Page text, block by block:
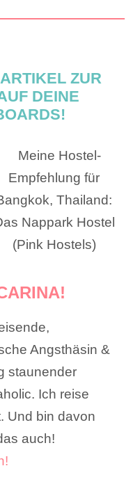
ZUR
DEINE
Angsthäsin &
staunender
Ich reise
Und bin davon
auch!